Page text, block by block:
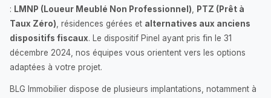
: LMNP (Loueur Meublé Non Professionnel)
PTZ (Prêt à
Taux Zéro) , résidences gérées et alternatives aux anciens
dispositifs fiscaux. Le dispositif Pinel ayant pris fin le 31
décembre 2024, nos équipes vous orientent vers les options
adaptées à votre projet.
BLG Immobilier dispose de plusieurs implantations, notamment à